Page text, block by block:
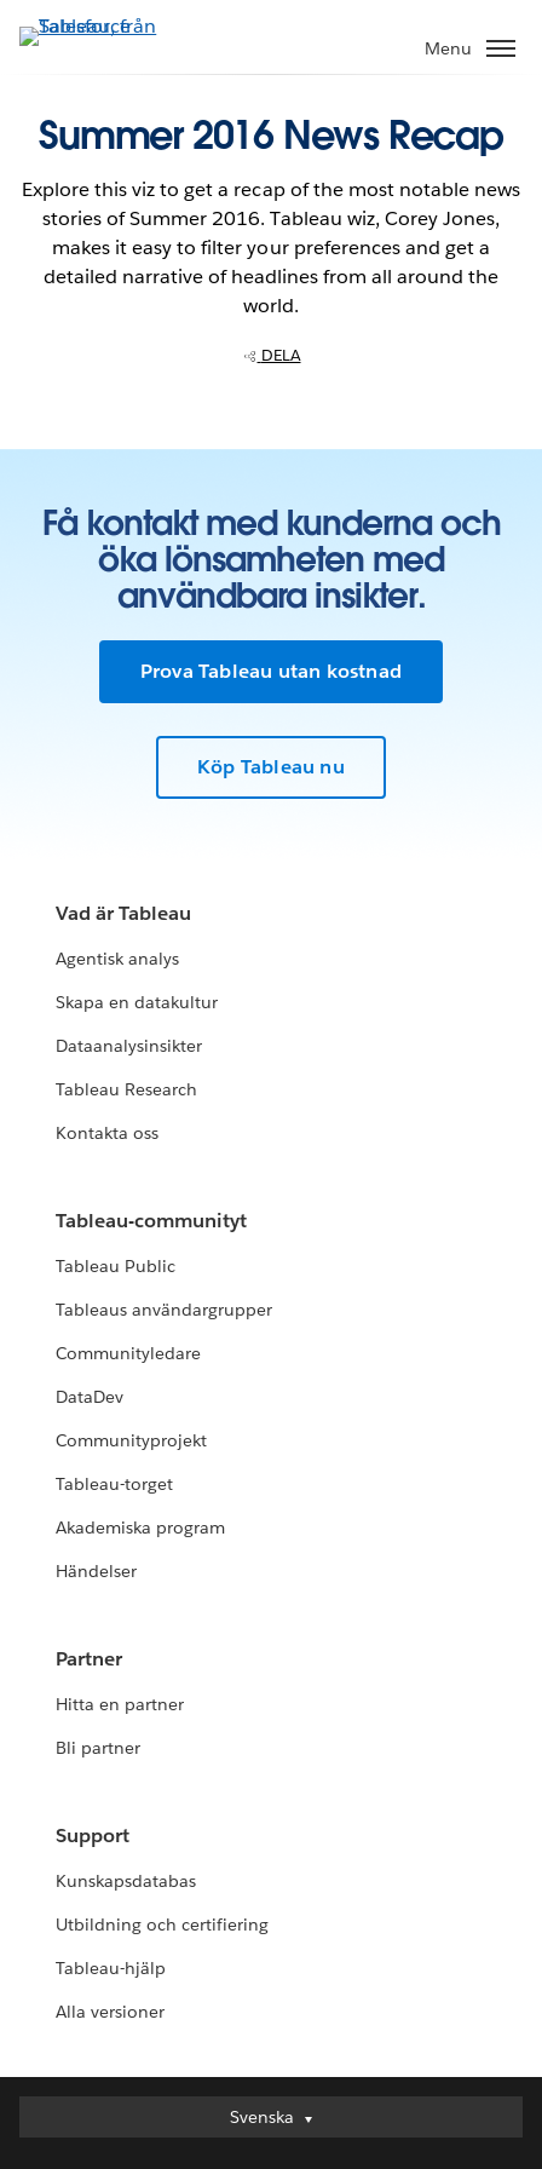
vidare
Menu
Summer 2016 News Recap
Explore this viz to get a recap of the most notable news
stories of Summer 2016. Tableau wiz, Corey Jones,
makes it easy to filter your preferences and get a
detailed narrative of headlines from all around the
world.
DELA
Få kontakt med kunderna och
öka lönsamheten med
användbara insikter.
Prova Tableau utan kostnad
Köp Tableau nu
Vad är Tableau
Agentisk analys
Skapa en datakultur
Dataanalysinsikter
Tableau Research
Kontakta oss
Tableau-communityt
Tableau Public
Tableaus användargrupper
Communityledare
DataDev
Communityprojekt
Tableau-torget
Akademiska program
Händelser
Partner
Hitta en partner
Bli partner
Support
Kunskapsdatabas
Utbildning och certifiering
Tableau-hjälp
Alla versioner
Svenska
Svenska